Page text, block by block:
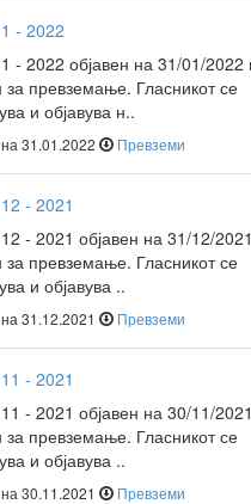
Гласник 1 - 2022
- 2022 објавен на 31/01/2022
превземање. Гласникот се
и објавува н..
31.01.2022 Превземи
Гласник 12 - 2021
- 2021 објавен на 31/12/
превземање. Гласникот се
и објавува ..
31.12.2021 Превземи
Гласник 11 - 2021
- 2021 објавен на 30/11/
превземање. Гласникот се
и објавува ..
30.11.2021 Превземи